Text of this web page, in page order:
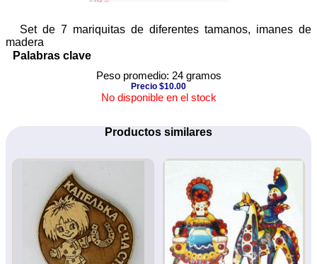
Set de 7 mariquitas de diferentes tamanos, imanes de
madera
Palabras clave
Peso promedio: 24 gramos
Precio $10.00
No disponible en el stock
Productos similares